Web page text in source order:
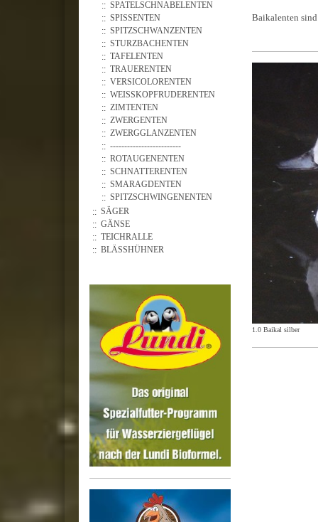
Baikalenten
1.0 Baikal silber
SPATELSCHNABELENTEN
SPISSENTEN
SPITZSCHWANZENTEN
STURZBACHENTEN
TAFELENTEN
TRAUERENTEN
VERSICOLORENTEN
WEISSKOPFRUDERENTEN
ZIMTENTEN
ZWERGENTEN
ZWERGGLANZENTEN
-------------------------
ROTAUGENENTEN
SCHNATTERENTEN
SMARAGDENTEN
SPITZSCHWINGENENTEN
SÄGER
GÄNSE
TEICHRALLE
BLÄSSHÜHNER